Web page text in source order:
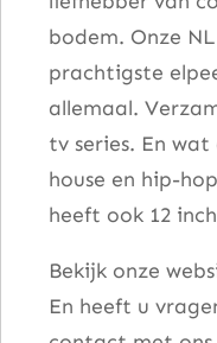
bodem. Onze
prachtigste
allemaal.
tv series. En
house en hip-
heeft ook 12
Bekijk onze
En heeft u